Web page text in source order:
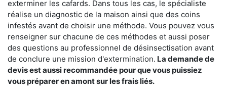
exterminer les cafards. Dans tous les cas, le spécialiste
réalise un diagnostic de la maison ainsi que des coins
infestés avant de choisir une méthode. Vous pouvez vous
renseigner sur chacune de ces méthodes et aussi poser
des questions au professionnel de désinsectisation avant
de conclure une mission d'extermination. La demande de
devis est aussi recommandée pour que vous puissiez
vous préparer en amont sur les frais liés.